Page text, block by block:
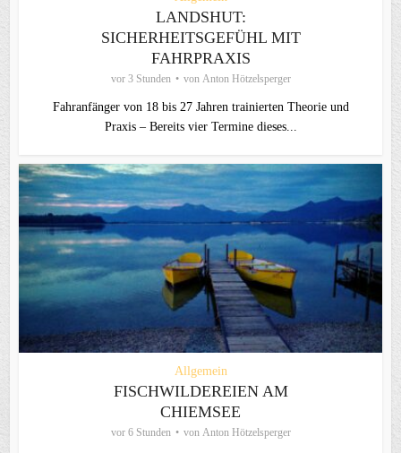
LANDSHUT:
SICHERHEITSGEFÜHL MIT
FAHRPRAXIS
vor 3 Stunden von Anton Hötzelsperger
Fahranfänger von 18 bis 27 Jahren trainierten Theorie und
Praxis – Bereits vier Termine dieses...
Allgemein
FISCHWILDEREIEN AM
CHIEMSEE
vor 6 Stunden von Anton Hötzelsperger